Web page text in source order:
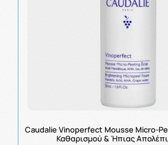
Caudalie Vinoperfect Mousse Micro-
Καθαρισμού & Ήπιας